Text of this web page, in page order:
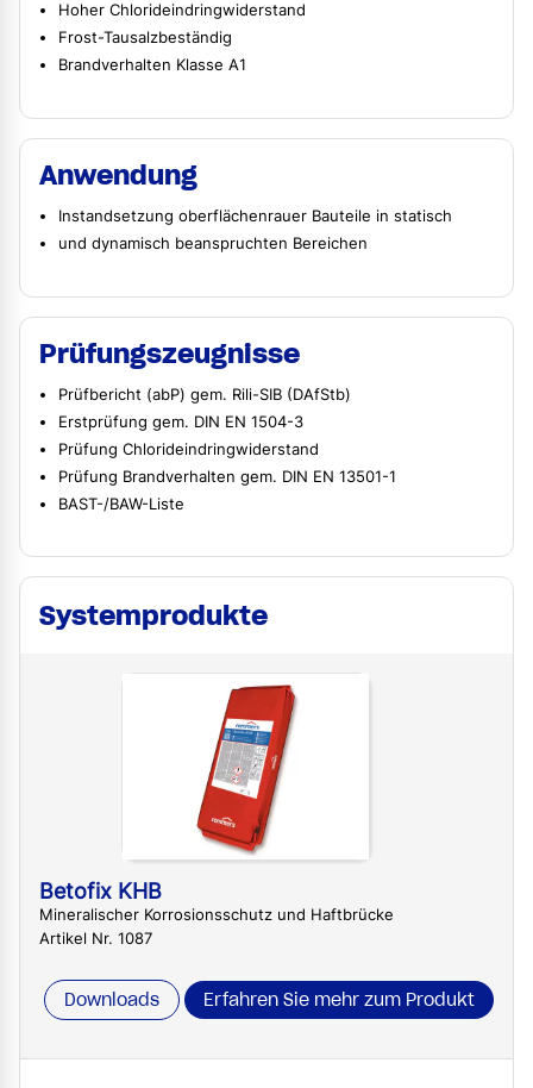
Hoher Chlorideindringwiderstand
Frost-Tausalzbeständig
Brandverhalten Klasse A1
Anwendung
Instandsetzung oberflächenrauer Bauteile in statisch
und dynamisch beanspruchten Bereichen
Prüfungszeugnisse
Prüfbericht (abP) gem. Rili-SIB (DAfStb)
Erstprüfung gem. DIN EN 1504-3
Prüfung Chlorideindringwiderstand
Prüfung Brandverhalten gem. DIN EN 13501-1
BAST-/BAW-Liste
Systemprodukte
Betofix KHB
Mineralischer Korrosionsschutz und Haftbrücke
Artikel Nr. 1087
Downloads Erfahren Sie mehr zum Produkt